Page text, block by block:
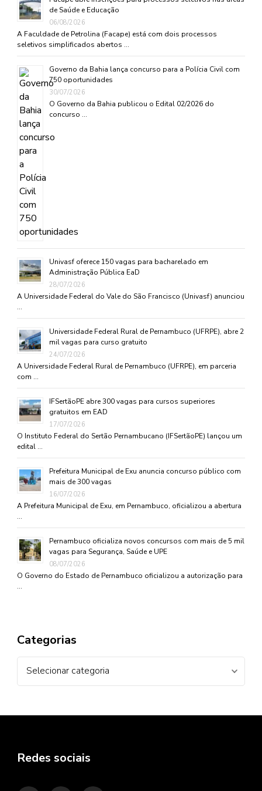
de Saúde e Educação
06/08/2026
A Faculdade de Petrolina (Facape) está com dois processos
seletivos simplificados abertos …
Governo da Bahia lança concurso para a Polícia Civil com
750 oportunidades
30/07/2026
O Governo da Bahia publicou o Edital 02/2026 do
concurso …
Univasf oferece 150 vagas para bacharelado em
Administração Pública EaD
28/07/2026
A Universidade Federal do Vale do São Francisco (Univasf) anunciou
…
Universidade Federal Rural de Pernambuco (UFRPE), abre 2
mil vagas para curso gratuito
24/07/2026
A Universidade Federal Rural de Pernambuco (UFRPE), em parceria
com …
IFSertãoPE abre 300 vagas para cursos superiores
gratuitos em EAD
17/07/2026
O Instituto Federal do Sertão Pernambucano (IFSertãoPE) lançou um
edital …
Prefeitura Municipal de Exu anuncia concurso público com
mais de 300 vagas
16/07/2026
A Prefeitura Municipal de Exu, em Pernambuco, oficializou a abertura
…
Pernambuco oficializa novos concursos com mais de 5 mil
vagas para Segurança, Saúde e UPE
08/07/2026
O Governo do Estado de Pernambuco oficializou a autorização para
…
Categorias
Categorias
Redes sociais